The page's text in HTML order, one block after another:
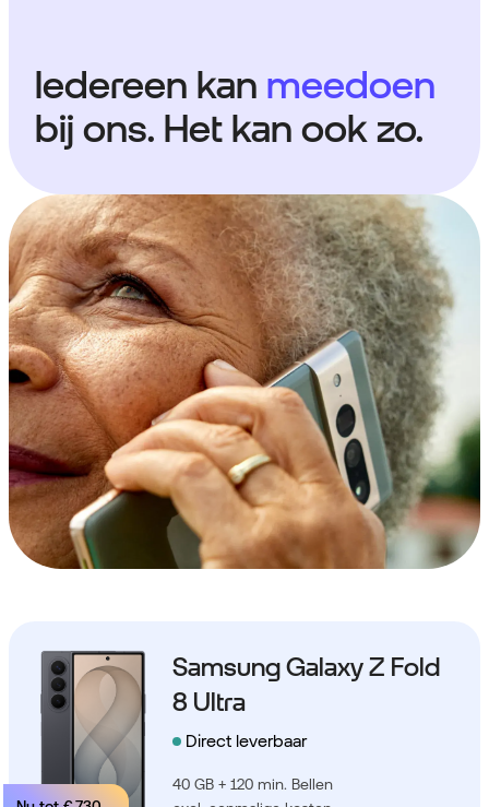
Iedereen kan meedoen
bij ons. Het kan ook zo.
Samsung Galaxy Z Fold
8 Ultra
Direct leverbaar
40 GB + 120 min. Bellen